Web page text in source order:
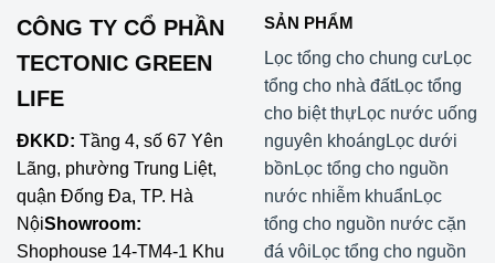
CÔNG TY CỔ PHẦN
TECTONIC GREEN
LIFE
ĐKKD: Tầng 4, số 67 Yên
Lãng, phường Trung Liệt,
quận Đống Đa, TP. Hà
NộiShowroom:
Shophouse 14-TM4-1 Khu
SẢN PHẨM
Lọc tổng cho chung cưLọc
tổng cho nhà đấtLọc tổng
cho biệt thựLọc nước uống
nguyên khoáng Lọc dưới
bồn Lọc tổng cho nguồn
nước nhiễm khuẩn Lọc
tổng cho nguồn nước cặn
đá vôi Lọc tổng cho nguồn